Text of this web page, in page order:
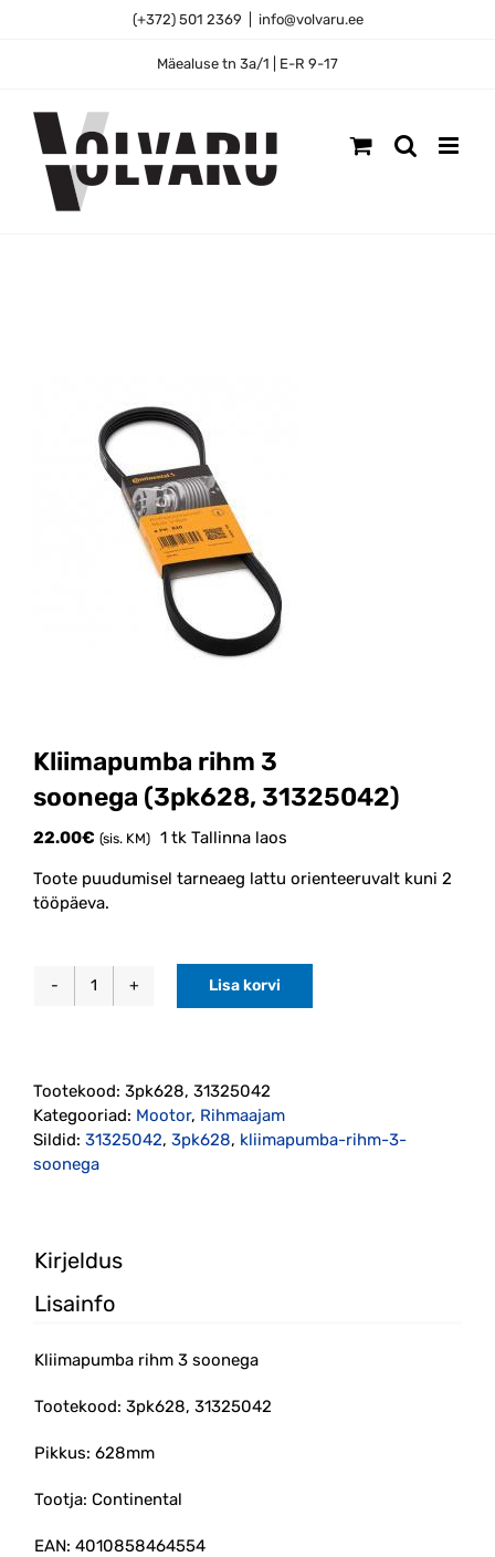
(+372) 501 2369 info@volvaru.ee
Mäealuse tn 3a/1 | E-R 9-17
Kliimapumba rihm 3
soonega (3pk628, 31325042)
22.00€ (sis. KM) 1 tk Tallinna laos
Toote puudumisel tarneaeg lattu orienteeruvalt kuni 2
tööpäeva.
Kliimapumba
31325042)
kogus
Lisa korvi
Tootekood: 3pk628, 31325042
Kategooriad: Mootor, Rihmaajam
Sildid: 31325042, 3pk628, kliimapumba-rihm-3-
soonega
Kirjeldus
Lisainfo
Kliimapumba rihm 3 soonega
Tootekood: 3pk628, 31325042
Pikkus: 628mm
Tootja: Continental
EAN: 4010858464554